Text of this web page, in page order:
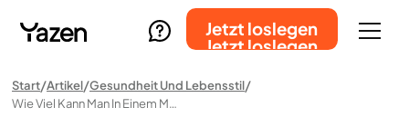
Jetzt loslegen
Jetzt loslegen
Start Artikel Gesundheit Und Lebensstil
Wie Viel Kann Man In Einem Monat Abnehmen?